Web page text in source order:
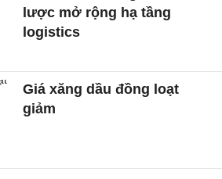
lược mở rộng hạ tầng
logistics
Giá xăng dầu đồng loạt
giảm